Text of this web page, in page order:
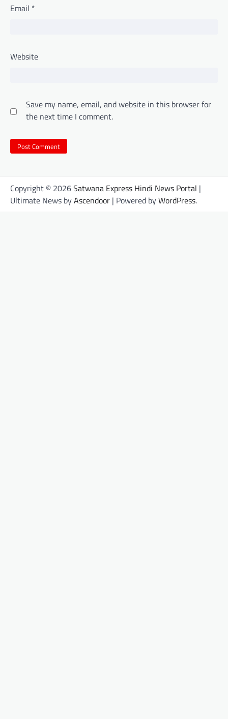
Email *
Website
Save my name, email, and website in this browser for
the next time I comment.
Copyright © 2026Satwana Express Hindi News Portal |
Ultimate News byAscendoor | Powered byWordPress.